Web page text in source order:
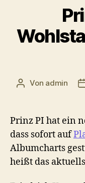
Beitragsautor
Von admin
Prinz PI hat ein
dass sofort auf
Albumcharts
heißt das